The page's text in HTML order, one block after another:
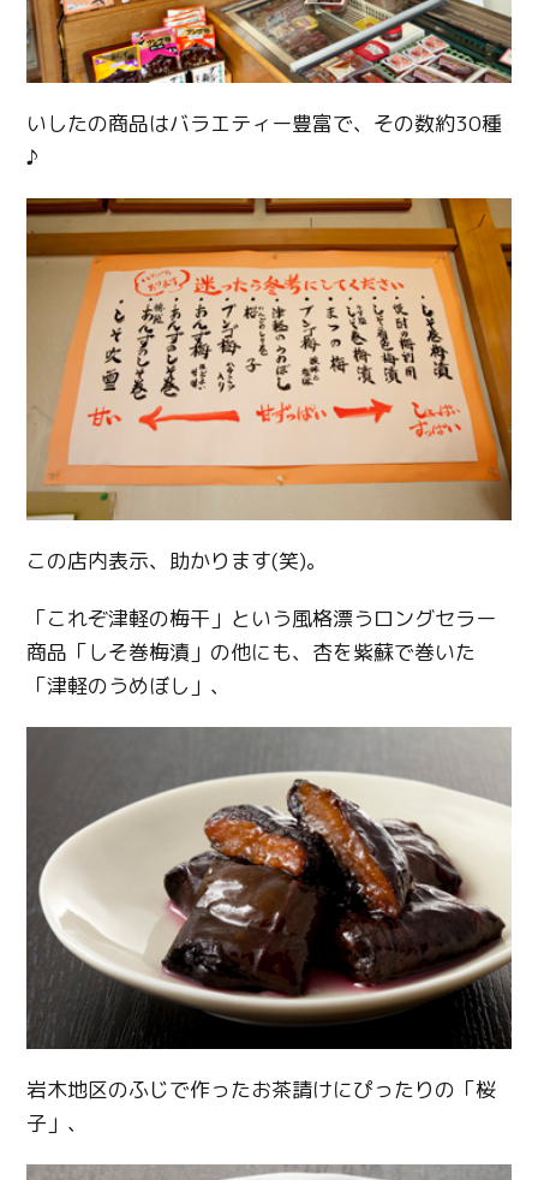
いしたの商品はバラエティー豊富で、その数約30種
♪
この店内表示、助かります(笑)。
「これぞ津軽の梅干」という風格漂うロングセラー
商品「しそ巻梅漬」の他にも、杏を紫蘇で巻いた
「津軽のうめぼし」、
岩木地区のふじで作ったお茶請けにぴったりの「桜
子」、